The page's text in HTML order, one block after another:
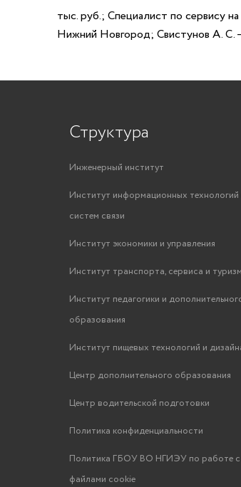
тыс. руб.; Специалист по сервису
Нижний Новгород; Свистунов А. С.
Структура
Инженерный институт
Институт информационных технологий
систем связи
Институт экономики и управления
Институт транспорта, сервиса и
Институт педагогики и
образования
Институт пищевых технологий и
Центр дополнительного образования
Центр водительской подготовки
Политика конфиденциальности
Политика ГБОУ ВО НГИЭУ по работе с
файлами cookie